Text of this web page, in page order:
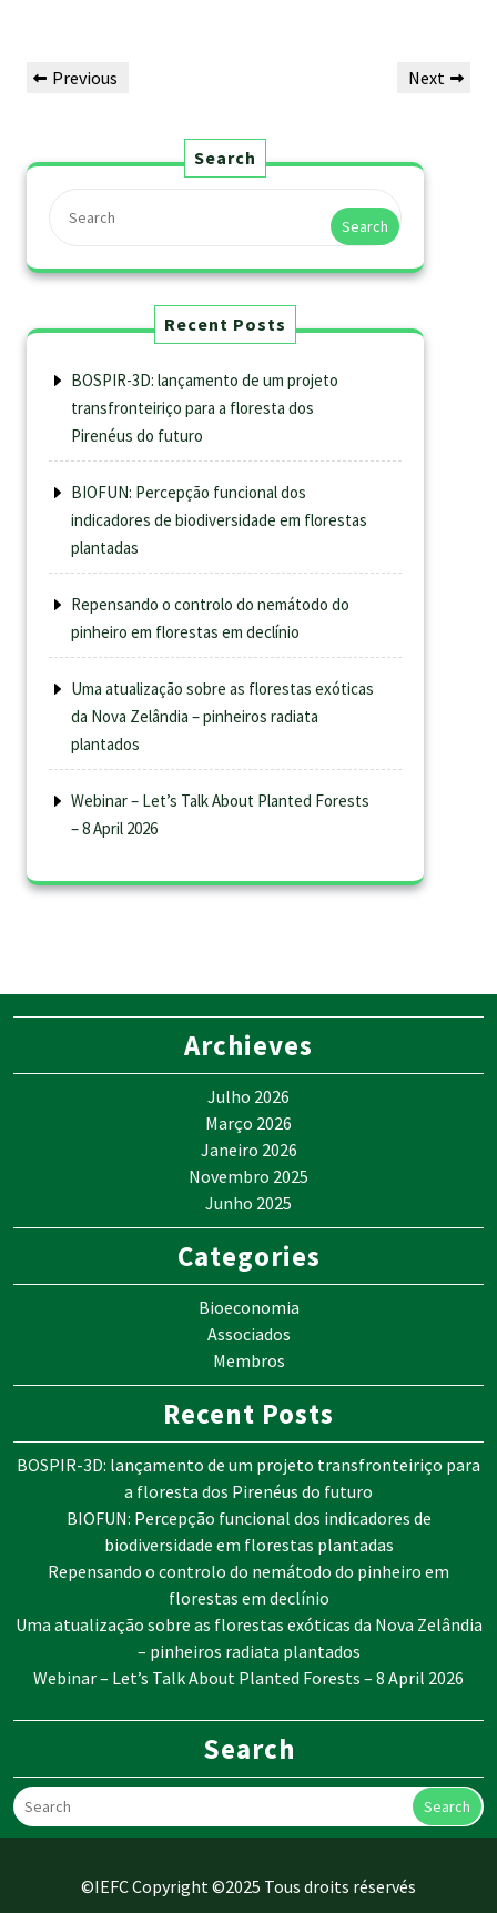
Previous Next
Search
Search
Recent Posts
BOSPIR-3D: lançamento de um projeto
transfronteiriço para a floresta dos
Pirenéus do futuro
BIOFUN: Percepção funcional dos
indicadores de biodiversidade em florestas
plantadas
Repensando o controlo do nemátodo do
pinheiro em florestas em declínio
Uma atualização sobre as florestas exóticas
da Nova Zelândia – pinheiros radiata
plantados
Webinar – Let’s Talk About Planted Forests
– 8 April 2026
Archieves
Julho 2026
Março 2026
Janeiro 2026
Novembro 2025
Junho 2025
Categories
Bioeconomia
Associados
Membros
Recent Posts
BOSPIR-3D: lançamento de um projeto transfronteiriço para
a floresta dos Pirenéus do futuro
BIOFUN: Percepção funcional dos indicadores de
biodiversidade em florestas plantadas
Repensando o controlo do nemátodo do pinheiro em
florestas em declínio
Uma atualização sobre as florestas exóticas da Nova Zelândia
– pinheiros radiata plantados
Webinar – Let’s Talk About Planted Forests – 8 April 2026
Search
Search
©IEFC Copyright ©2025 Tous droits réservés